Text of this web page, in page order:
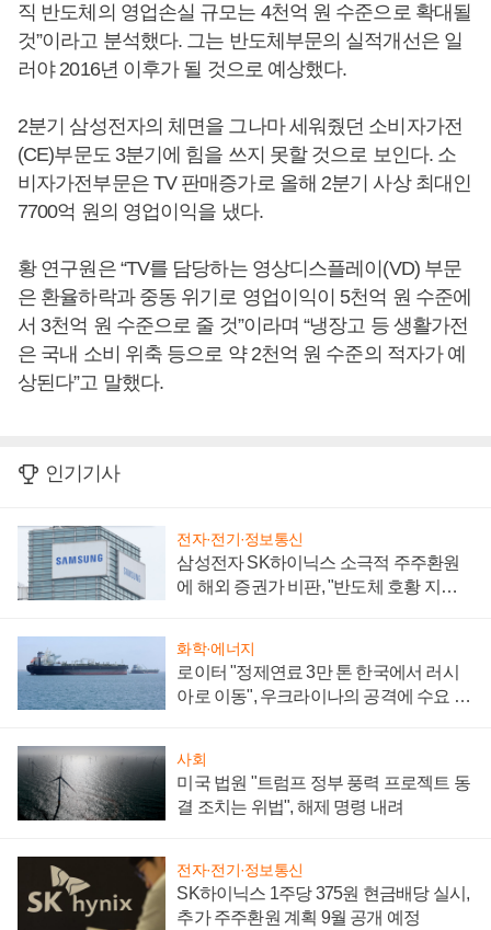
직 반도체의 영업손실 규모는 4천억 원 수준으로 확대될
것”이라고 분석했다. 그는 반도체부문의 실적개선은 일
러야 2016년 이후가 될 것으로 예상했다.
2분기 삼성전자의 체면을 그나마 세워줬던 소비자가전
(CE)부문도 3분기에 힘을 쓰지 못할 것으로 보인다. 소
비자가전부문은 TV 판매증가로 올해 2분기 사상 최대인
7700억 원의 영업이익을 냈다.
황 연구원은 “TV를 담당하는 영상디스플레이(VD) 부문
은 환율하락과 중동 위기로 영업이익이 5천억 원 수준에
서 3천억 원 수준으로 줄 것”이라며 “냉장고 등 생활가전
은 국내 소비 위축 등으로 약 2천억 원 수준의 적자가 예
상된다”고 말했다.
인기기사
전자·전기·정보통신
삼성전자 SK하이닉스 소극적 주주환원
에 해외 증권가 비판, "반도체 호황 지속
화학·에너지
로이터 "정제연료 3만 톤 한국에서 러시
아로 이동", 우크라이나의 공격에 수요 늘
사회
미국 법원 "트럼프 정부 풍력 프로젝트 동
결 조치는 위법", 해제 명령 내려
전자·전기·정보통신
SK하이닉스 1주당 375원 현금배당 실시,
추가 주주환원 계획 9월 공개 예정